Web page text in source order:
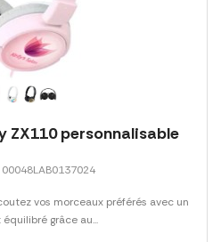
ZX110 personnalisable
vos morceaux préférés avec un
grâce au...